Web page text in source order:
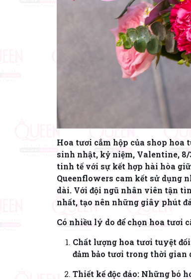
Hoa tươi cắm hộp của shop hoa
sinh nhật, kỷ niệm, Valentine, 8/
tinh tế với sự kết hợp hài hòa
Queenflowers cam kết sử dụng
dài. Với đội ngũ nhân viên tận
nhất, tạo nên những giây phút
Có nhiều lý do để chọn hoa tươi
Chất lượng hoa tươi tuyệt
đảm bảo tươi trong thời gian
Thiết kế độc đáo: Những bó